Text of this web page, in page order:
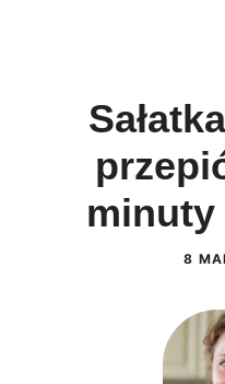
minuty
8